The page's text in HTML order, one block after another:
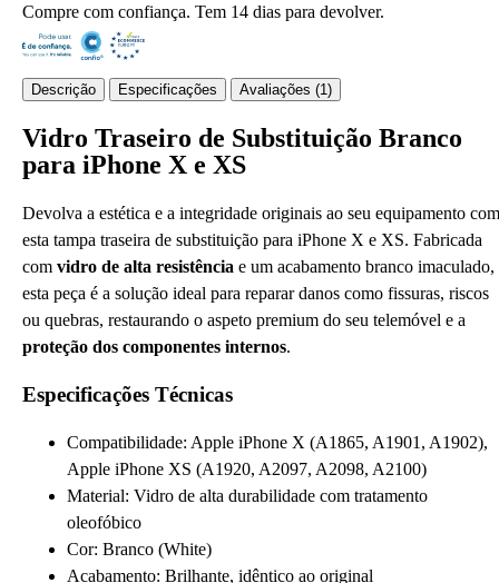
Compre com confiança. Tem 14 dias para devolver.
Descrição Especificações Avaliações (1)
Vidro Traseiro de Substituição Branco
para iPhone X e XS
Devolva a estética e a integridade originais ao seu equipamento com
esta tampa traseira de substituição para iPhone X e XS. Fabricada
com vidro de alta resistência e um acabamento branco imaculado,
esta peça é a solução ideal para reparar danos como fissuras, riscos
ou quebras, restaurando o aspeto premium do seu telemóvel e a
proteção dos componentes internos.
Especificações Técnicas
Compatibilidade: Apple iPhone X (A1865, A1901, A1902),
Apple iPhone XS (A1920, A2097, A2098, A2100)
Material: Vidro de alta durabilidade com tratamento
oleofóbico
Cor: Branco (White)
Acabamento: Brilhante, idêntico ao original